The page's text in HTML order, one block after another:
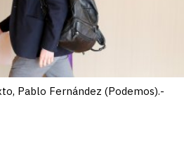
Pablo Fernández (Podemos).-